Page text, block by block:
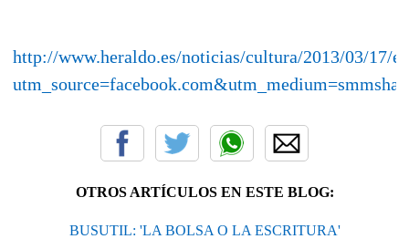
http://www.heraldo.es/noticias/cultura/2013/03/17/
OTROS ARTÍCULOS EN ESTE BLOG:
BUSUTIL: 'LA BOLSA O LA ESCRITURA'